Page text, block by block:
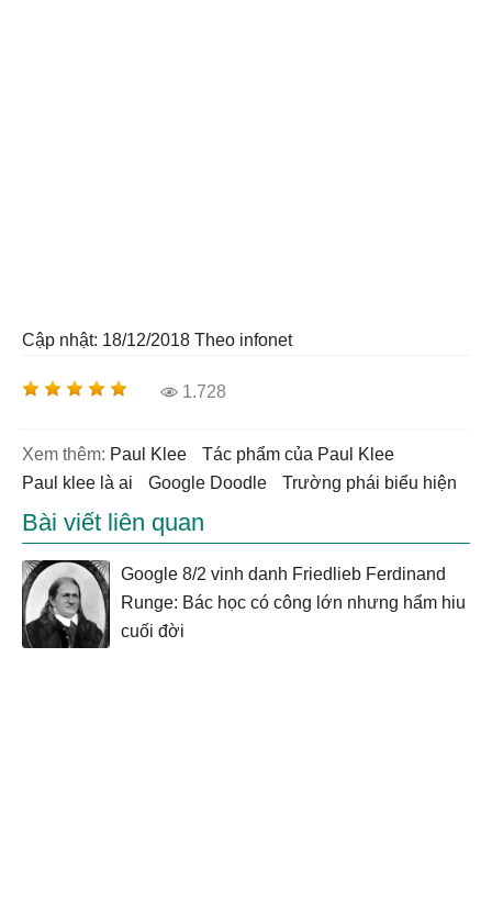
Cập nhật: 18/12/2018 Theo infonet
1.728
Xem thêm: Paul Klee
tác phẩm của Paul Klee
paul klee là ai
Google Doodle trường phái biểu hiện
Bài viết liên quan
Google 8/2 vinh danh Friedlieb Ferdinand
Runge: Bác học có công lớn nhưng hẩm hiu
cuối đời